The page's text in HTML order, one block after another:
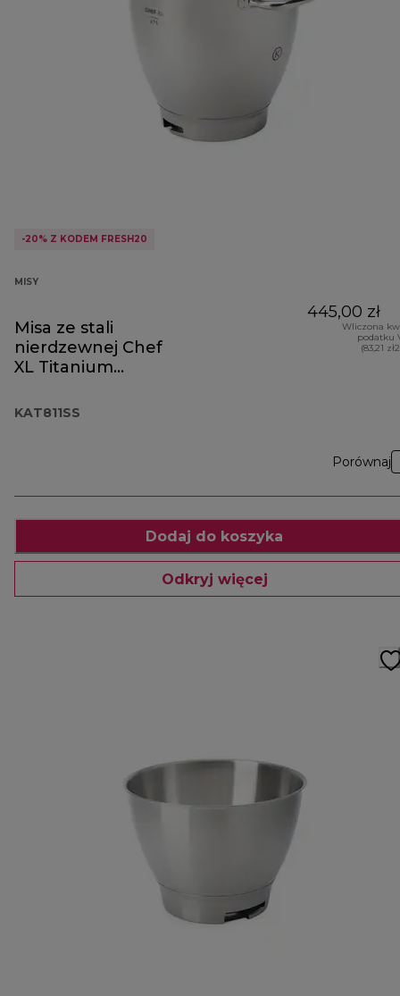
-20% Z KODEM FRESH20
MISY
Misa ze stali
nierdzewnej Chef
XL Titanium
KAT811SS
445,00 zł
Wliczona
podatku
(83,21
Porównaj
Dodaj do koszyka
Odkryj więcej